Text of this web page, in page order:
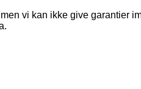
vi kan ikke give garantier